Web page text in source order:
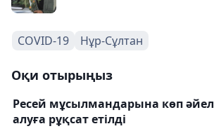
COVID-19 Нұр-Сұлтан
Оқи отырыңыз
Ресей мұсылмандарына көп әйел
алуға рұқсат етілді